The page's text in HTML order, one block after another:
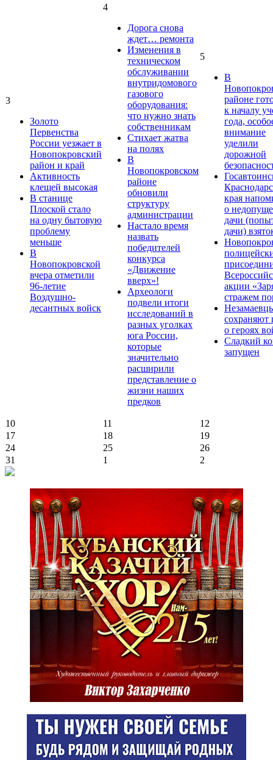
3
Золото
Первенства
России уезжает в
Новопокровский
район и край
Активность
клещей высокая
В станице
Плоской стало
на одну бытовую
проблему
меньше
В
Новопокровской
вчера отметили
96-летие
Воздушно-
десантных войск
4
Дорога снова
ждет… ремонта
Изменения в
техническом
обслуживании
внутридомового
газового
оборудования:
что нужно знать
собственникам
Стихает жатва
на полях
В
Новопокровском
районе
обновили
структуру
администрации
Настало время
назвать
победителей
конкурса
«Движение
вверх»!
Археологи
подвели итоги
исследований в
разных уголках
юга России,
которые
значительно
расширили
представление о
жизни наших
предков
5
В
районе
к началу
года,
внимание
уделили
дорожной
края
о
дачи
дачи)
акции
стражем
сохраняют
о героях
Сладкий
запущен
10 11
12
17
18
19
24
25
26
31
1 2